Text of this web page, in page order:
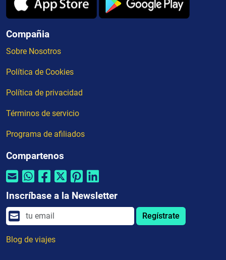
Compañia
Sobre Nosotros
Política de Cookies
Política de privacidad
Términos de servicio
Programa de afiliados
Compartenos
Inscríbase a la Newsletter
Regístrate
Blog de viajes